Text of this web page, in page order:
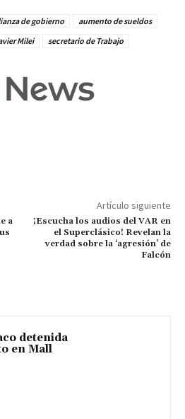
de gobierno
aumento de sueldos
Milei secretario de Trabajo
a
Artículo siguiente
¡Escucha los audios del VAR en
el Superclásico! Revelan la
verdad sobre la ‘agresión’ de
Falcón
detenida
en Mall